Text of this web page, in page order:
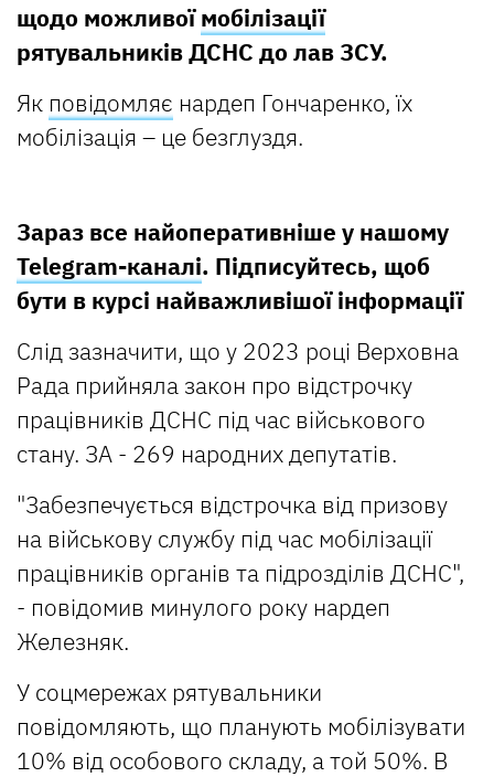
щодо можливоїмобілізації
рятувальників ДСНС до лав ЗСУ.
Як повідомляє нардеп Гончаренко, їх
мобілізація – це безглуздя.
Зараз все найоперативніше у нашому
Telegram-каналі. Підписуйтесь, щоб
бути в курсі найважливішої інформації
Слід зазначити, що у 2023 році Верховна
Рада прийняла закон про відстрочку
працівників ДСНС під час військового
стану. ЗА - 269 народних депутатів.
"Забезпечується відстрочка від призову
на військову службу під час мобілізації
працівників органів та підрозділів ДСНС",
- повідомив минулого року нардеп
Железняк.
У соцмережах рятувальники
повідомляють, що планують мобілізувати
10% від особового складу, а той 50%. В